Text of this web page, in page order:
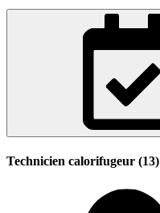
Technicien calorifugeur (13)